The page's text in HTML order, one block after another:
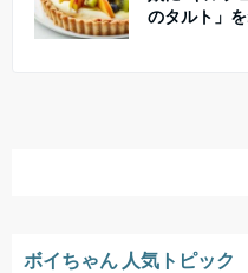
のタルト」
ボイちゃん 人気トピック